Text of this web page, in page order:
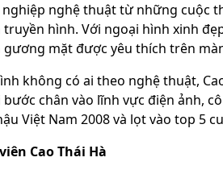
nghiệp nghệ thuật từ những cuộc
hình. Với ngoại hình xinh
mặt được yêu thích trên
không có ai theo nghệ thuật,
chân vào lĩnh vực điện ảnh,
Việt Nam 2008 và lọt vào top 5
Cao Thái Hà